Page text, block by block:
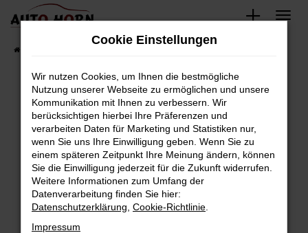
Zum
springen
Fahrzeugbestand
Fehler: Network Error
Beim Laden ist ein Fehler aufgetreten.
Hier sind ein paar Tipps, die dir helfen können:
Überprüfe deine Firewall und deine
Internetverbindung.
Laden andere Webseiten, zum Beispiel deine
Suchmaschine?
Cookie Einstellungen
Wir nutzen Cookies, um Ihnen die bestmögliche
Nutzung unserer Webseite zu ermöglichen und unsere
Kommunikation mit Ihnen zu verbessern. Wir
berücksichtigen hierbei Ihre Präferenzen und
verarbeiten Daten für Marketing und Statistiken nur,
wenn Sie uns Ihre Einwilligung geben. Wenn Sie zu
einem späteren Zeitpunkt Ihre Meinung ändern, können
Sie die Einwilligung jederzeit für die Zukunft widerrufen.
Weitere Informationen zum Umfang der
Datenverarbeitung finden Sie hier:
Datenschutzerklärung Cookie-Richtlinie
Impressum